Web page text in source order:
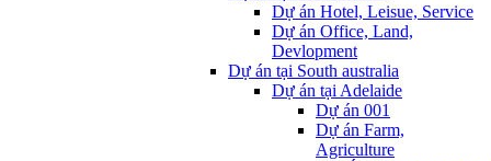
Dự án Hotel, Leisue, Service
Dự án Office, Land,
Devlopment
Dự án tại South australia
Dự án tại Adelaide
Dự án 001
Dự án Farm,
Agriculture